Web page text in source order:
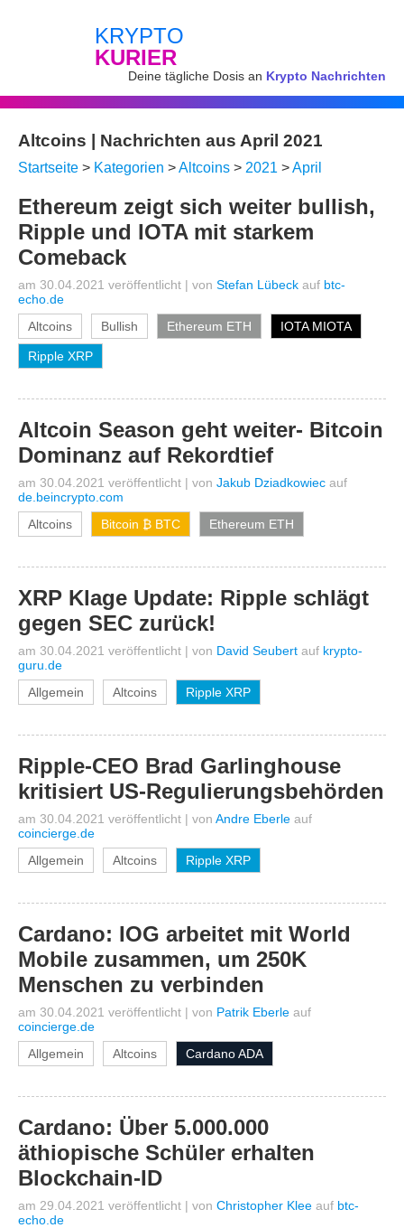
KRYPTO
KURIER
Deine tägliche Dosis an Krypto Nachrichten
Altcoins | Nachrichten aus April 2021
Startseite > Kategorien >Altcoins > 2021 >April
Ethereum zeigt sich weiter bullish,
Ripple und IOTA mit starkem
Comeback
am 30.04.2021 veröffentlicht | von Stefan Lübeck auf btc-
echo.de
Altcoins
Bullish Ethereum ETH IOTA MIOTA
Ripple XRP
Altcoin Season geht weiter- Bitcoin
Dominanz auf Rekordtief
am 30.04.2021 veröffentlicht | von Jakub Dziadkowiec auf
de.beincrypto.com
Altcoins
Bitcoin ₿ BTC Ethereum ETH
XRP Klage Update: Ripple schlägt
gegen SEC zurück!
am 30.04.2021 veröffentlicht | von David Seubert auf krypto-
guru.de
Allgemein
Altcoins Ripple XRP
Ripple-CEO Brad Garlinghouse
kritisiert US-Regulierungsbehörden
am 30.04.2021 veröffentlicht | von Andre Eberle auf
coincierge.de
Allgemein
Altcoins Ripple XRP
Cardano: IOG arbeitet mit World
Mobile zusammen, um 250K
Menschen zu verbinden
am 30.04.2021 veröffentlicht | von Patrik Eberle auf
coincierge.de
Allgemein
Altcoins Cardano ADA
Cardano: Über 5.000.000
äthiopische Schüler erhalten
Blockchain-ID
am 29.04.2021 veröffentlicht | von Christopher Klee auf btc-
echo.de